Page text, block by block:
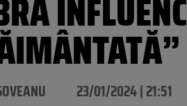
23/01/2024 | 21:51